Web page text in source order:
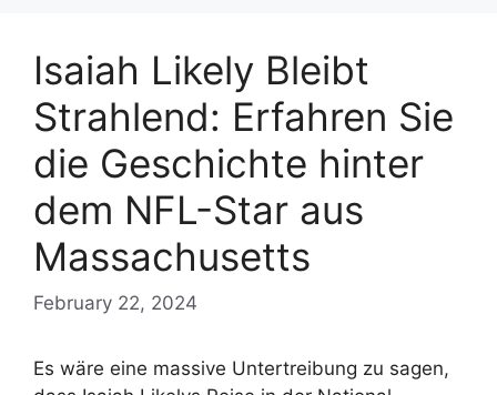
Isaiah Likely Bleibt
Strahlend: Erfahren Sie
die Geschichte hinter
dem NFL-Star aus
Massachusetts
February 22, 2024
Es wäre eine massive Untertreibung zu sagen,